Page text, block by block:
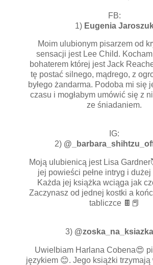
FB:
1) Eugenia
Moim ulubionym pisarzem od
sensacji jest Lee Child.
bohaterem której jest Jack
tę postać silnego, mądrego, z
byłego żandarma. Podoba mi się
czasu i mogłabym umówić się z
ze śniadaniem.
IG:
2)
Moją ulubienicą jest Lisa
jej powieści pełne intryg i
Każda jej książka wciąga jak
Zaczynasz od jednej kostki a
tabliczce 🍫📕
3)
Uwielbiam Harlana Cobena😍
językiem 😊. Jego książki